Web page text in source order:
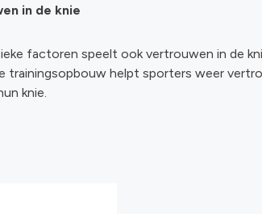
in de knie
factoren speelt ook vertrouwen in de
trainingsopbouw helpt sporters weer
knie.